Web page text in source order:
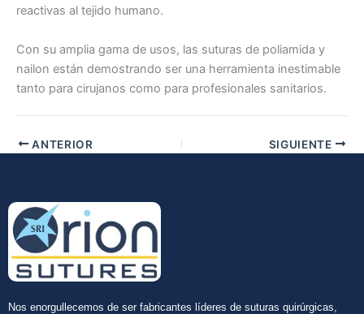
Enviar
reactivas al tejido humano.
Con su amplia gama de usos, las suturas de poliamida y
nailon están demostrando ser una herramienta inestimable
tanto para cirujanos como para profesionales sanitarios.
ANTERIOR SIGUIENTE
Nos enorgullecemos de ser fabricantes líderes de suturas quirúrgicas,